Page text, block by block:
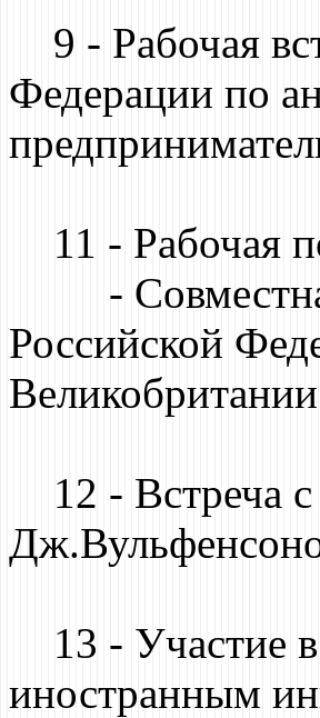
9 - Рабочая
Федерации по
11 - Рабочая
- Совместная
Российской
12 - Встреча с
13 - Участие в
иностранным